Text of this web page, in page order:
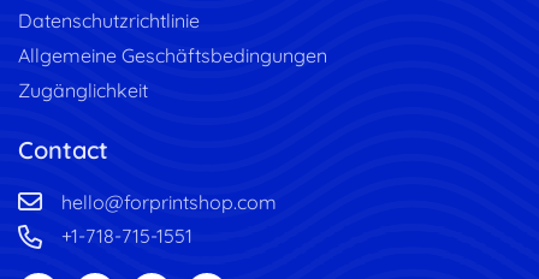
Datenschutzrichtlinie
Allgemeine Geschäftsbedingungen
Zugänglichkeit
Contact
hello@forprintshop.com
+1-718-715-1551